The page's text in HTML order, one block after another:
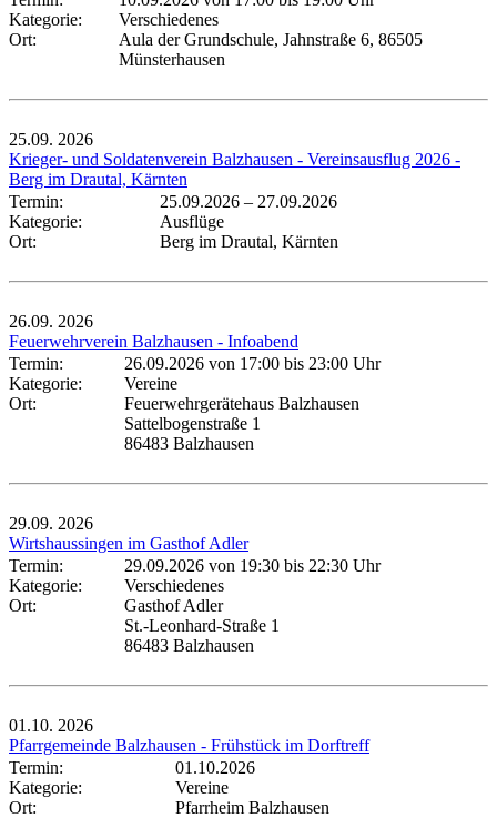
Kategorie:
Verschiedenes
Ort:
Aula der Grundschule, Jahnstraße 6, 86505
Münsterhausen
25.09. 2026
Krieger- und Soldatenverein Balzhausen - Vereinsausflug 2026 -
Berg im Drautal, Kärnten
Termin:
25.09.2026 – 27.09.2026
Kategorie:
Ausflüge
Ort:
Berg im Drautal, Kärnten
26.09. 2026
Feuerwehrverein Balzhausen - Infoabend
Termin:
26.09.2026 von 17:00 bis 23:00 Uhr
Kategorie:
Vereine
Ort:
Feuerwehrgerätehaus Balzhausen
Sattelbogenstraße 1
86483 Balzhausen
29.09. 2026
Wirtshaussingen im Gasthof Adler
Termin:
29.09.2026 von 19:30 bis 22:30 Uhr
Kategorie:
Verschiedenes
Ort:
Gasthof Adler
St.-Leonhard-Straße 1
86483 Balzhausen
01.10. 2026
Pfarrgemeinde Balzhausen - Frühstück im Dorftreff
Termin:
01.10.2026
Kategorie:
Vereine
Ort:
Pfarrheim Balzhausen